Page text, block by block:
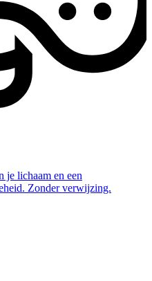
je lichaam en een
Zonder verwijzing.